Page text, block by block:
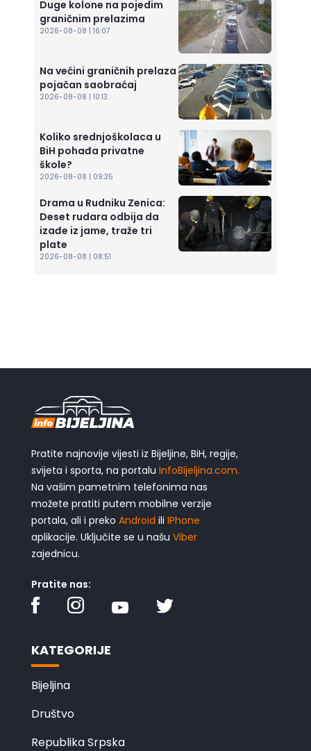
Duge kolone na pojedim
graničnim prelazima
2026-08-08 | 16:07
Na većini graničnih prelaza
pojačan saobraćaj
2026-08-08 | 10:13
Koliko srednjoškolaca u
BiH pohađa privatne
škole?
2026-08-08 | 09:35
Drama u Rudniku Zenica:
Deset rudara odbija da
izađe iz jame, traže tri
plate
2026-08-08 | 08:51
Pratite najnovije vijesti iz Bijeljine, BiH, regije,
svijeta i sporta, na portalu InfoBijeljina.com.
Na vašim pametnim telefonima nas
možete pratiti putem mobilne verzije
portala, ali i preko Android ili IPhone
aplikacije. Uključite se u našu Viber
zajednicu.
Pratite nas:
KATEGORIJE
Bijeljina
Društvo
Republika Srpska